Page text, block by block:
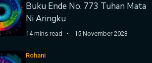
Buku Ende No. 773 Tuhan Mata
Ni Aringku
14 mins read 15 November 2023
Rohani